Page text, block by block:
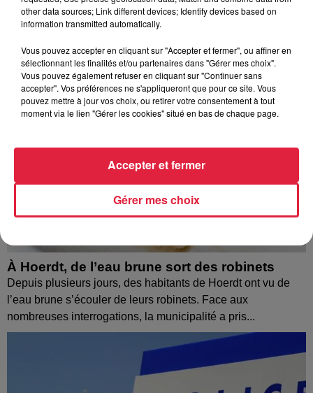
À Hoerdt, de l’eau brune sort des robinets
Depuis plusieurs jours, des habitants de Hoerdt ont vu de
l’eau brune s’écouler de leurs robinets. Face aux
nombreuses interrogations, la municipalité a pris...
other data sources; Link different devices; Identify devices based on
information transmitted automatically.
Vous pouvez accepter en cliquant sur "Accepter et fermer", ou affiner en
sélectionnant les finalités et/ou partenaires dans "Gérer mes choix".
Vous pouvez également refuser en cliquant sur "Continuer sans
accepter". Vos préférences ne s'appliqueront que pour ce site. Vous
pouvez mettre à jour vos choix, ou retirer votre consentement à tout
moment via le lien "Gérer les cookies" situé en bas de chaque page.
Gérer mes choix
Accepter et fermer